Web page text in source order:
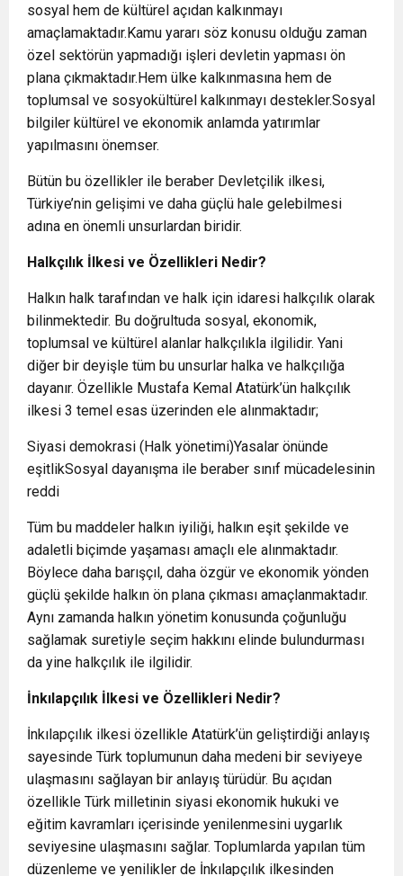
sosyal hem de kültürel açıdan kalkınmayı
amaçlamaktadır.Kamu yararı söz konusu olduğu zaman
özel sektörün yapmadığı işleri devletin yapması ön
plana çıkmaktadır.Hem ülke kalkınmasına hem de
toplumsal ve sosyokültürel kalkınmayı destekler.Sosyal
bilgiler kültürel ve ekonomik anlamda yatırımlar
yapılmasını önemser.
Bütün bu özellikler ile beraber Devletçilik ilkesi,
Türkiye’nin gelişimi ve daha güçlü hale gelebilmesi
adına en önemli unsurlardan biridir.
Halkçılık İlkesi ve Özellikleri Nedir?
Halkın halk tarafından ve halk için idaresi halkçılık olarak
bilinmektedir. Bu doğrultuda sosyal, ekonomik,
toplumsal ve kültürel alanlar halkçılıkla ilgilidir. Yani
diğer bir deyişle tüm bu unsurlar halka ve halkçılığa
dayanır. Özellikle Mustafa Kemal Atatürk’ün halkçılık
ilkesi 3 temel esas üzerinden ele alınmaktadır;
Siyasi demokrasi (Halk yönetimi)Yasalar önünde
eşitlikSosyal dayanışma ile beraber sınıf mücadelesinin
reddi
Tüm bu maddeler halkın iyiliği, halkın eşit şekilde ve
adaletli biçimde yaşaması amaçlı ele alınmaktadır.
Böylece daha barışçıl, daha özgür ve ekonomik yönden
güçlü şekilde halkın ön plana çıkması amaçlanmaktadır.
Aynı zamanda halkın yönetim konusunda çoğunluğu
sağlamak suretiyle seçim hakkını elinde bulundurması
da yine halkçılık ile ilgilidir.
İnkılapçılık İlkesi ve Özellikleri Nedir?
İnkılapçılık ilkesi özellikle Atatürk’ün geliştirdiği anlayış
sayesinde Türk toplumunun daha medeni bir seviyeye
ulaşmasını sağlayan bir anlayış türüdür. Bu açıdan
özellikle Türk milletinin siyasi ekonomik hukuki ve
eğitim kavramları içerisinde yenilenmesini uygarlık
seviyesine ulaşmasını sağlar. Toplumlarda yapılan tüm
düzenleme ve yenilikler de İnkılapçılık ilkesinden